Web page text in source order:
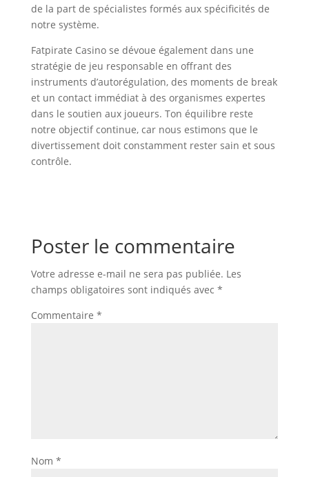
de la part de spécialistes formés aux spécificités de
notre système.
Fatpirate Casino se dévoue également dans une
stratégie de jeu responsable en offrant des
instruments d’autorégulation, des moments de break
et un contact immédiat à des organismes expertes
dans le soutien aux joueurs. Ton équilibre reste
notre objectif continue, car nous estimons que le
divertissement doit constamment rester sain et sous
contrôle.
Poster le commentaire
Votre adresse e-mail ne sera pas publiée. Les
champs obligatoires sont indiqués avec *
Commentaire *
Nom *